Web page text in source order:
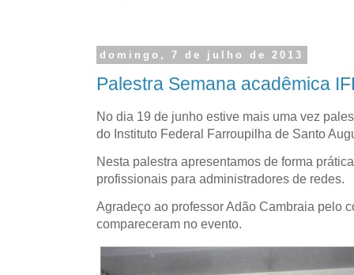
domingo, 7 de julho de 2013
Palestra Semana acadêmica
No dia 19 de junho estive mais uma vez
do Instituto Federal Farroupilha de Santo
Nesta palestra apresentamos de forma
profissionais para administradores de redes.
Agradeço ao professor Adão Cambraia pelo
compareceram no evento.